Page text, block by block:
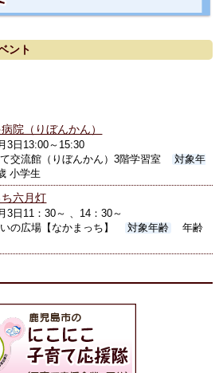
ント
院（りぼんかん）
3日13:00～15:30
交流館（りぼんかん）3階学習室
対象年
小学生
六月灯
3日11：30～ 、14：30～
の広場【なかまっち】 対象年齢
年齢